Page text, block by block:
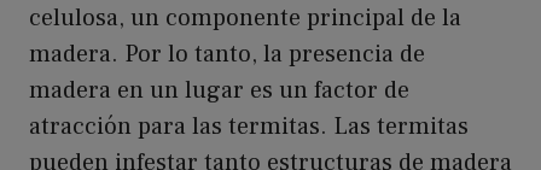
celulosa, un componente principal de la
madera. Por lo tanto, la presencia de
madera en un lugar es un factor de
atracción para las termitas. Las termitas
pueden infestar tanto estructuras de madera